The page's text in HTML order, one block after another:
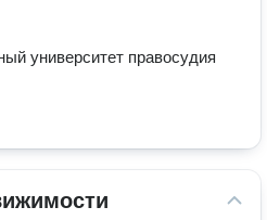
университет правосудия